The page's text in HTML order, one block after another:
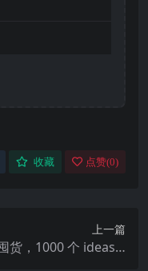
收藏 点赞(0)
上一篇
货，1000 个 ideas +